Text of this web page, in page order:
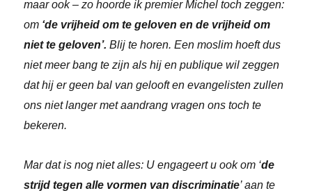
maar ook – zo hoorde ik premier Michel toch zeggen:
om ‘de vrijheid om te geloven en de vrijheid om
niet te geloven’. Blij te horen. Een moslim hoeft dus
niet meer bang te zijn als hij en publique wil zeggen
dat hij er geen bal van gelooft en evangelisten zullen
ons niet langer met aandrang vragen ons toch te
bekeren.
Mar dat is nog niet alles: U engageert u ook om ‘de
strijd tegen alle vormen van discriminatie’ aan te